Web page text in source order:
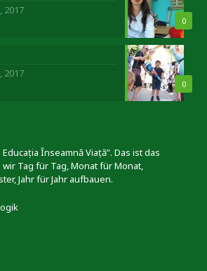
0
2017
0
2017
Înseamnă Viață”. Das ist das
Tag für Tag, Monat für Monat,
Jahr für Jahr aufbauen.